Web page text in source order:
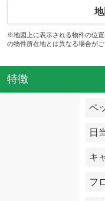
※地図上に表示される物件の位
の物件所在地とは異なる場合がご
特徴
ペ
日
キ
フ